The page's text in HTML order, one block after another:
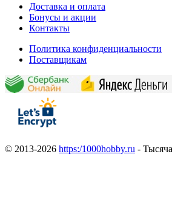
Доставка и оплата
Бонусы и акции
Контакты
Политика конфиденциальности
Поставщикам
© 2013-2026 https:/1000hobby.ru -